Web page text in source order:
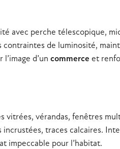
avec perche télescopique,
contraintes de luminosité,
d’un commerce et
vitrées, vérandas, fenêtres
incrustées, traces calcaires.
impeccable pour l’habitat.